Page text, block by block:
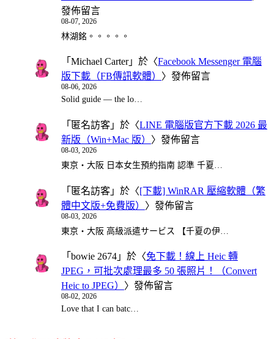
發佈留言
08-07, 2026
林湖銘。。。。。
「 Michael Carter」於〈Facebook Messenger 電腦
版下載（FB傳訊軟體） 〉發佈留言
08-06, 2026
Solid guide — the lo…
「 匿名訪客 」於〈LINE 電腦版官方下載 2026 最
新版（Win+Mac 版） 〉發佈留言
08-03, 2026
東京・大阪 日本女生預約指南 認準 千夏…
「 匿名訪客 」於〈[下載] WinRAR 壓縮軟體（繁
體中文版+免費版） 〉發佈留言
08-03, 2026
東京・大阪 高級派遣サービス 【千夏の伊…
「 bowie 2674 」於〈免下載！線上 Heic 轉
JPEG，可批次處理最多 50 張照片！（Convert
Heic to JPEG） 〉發佈留言
08-02, 2026
Love that I can batc…